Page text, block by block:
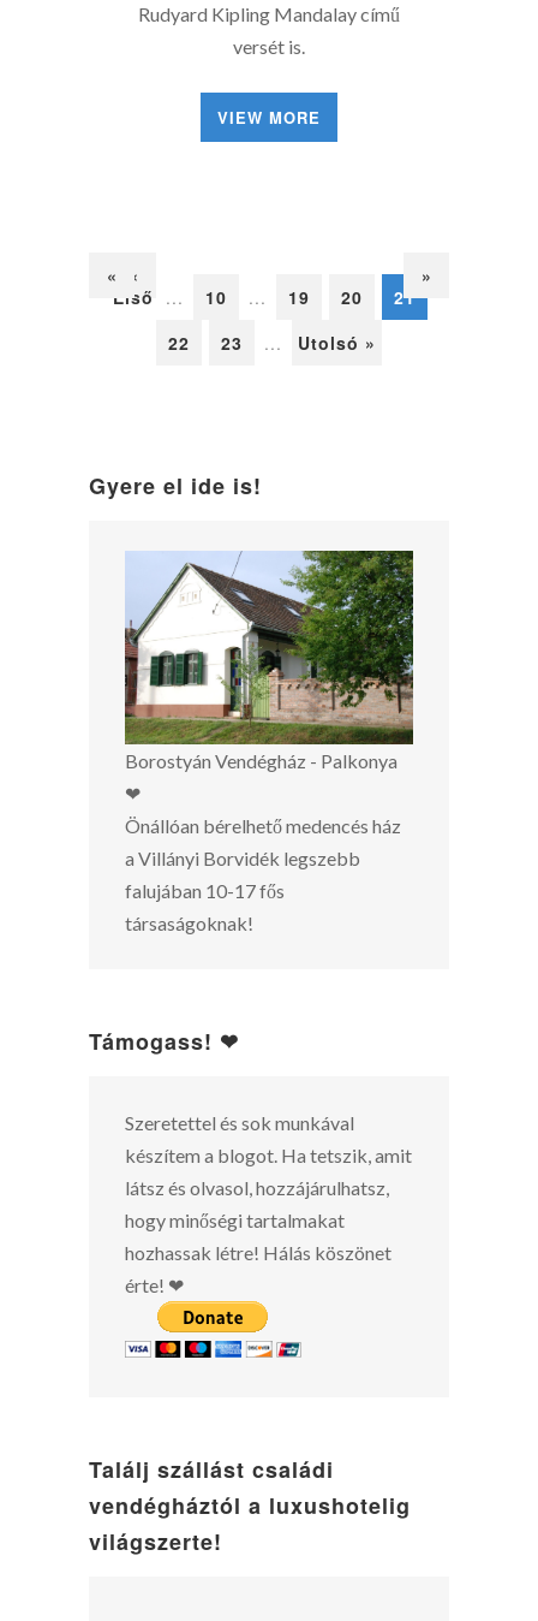
Rudyard Kipling Mandalay című
versét is.
VIEW MORE
«
Első
«
...
10 ... 19 20
21
22
23 ...
»
Utolsó »
Gyere el ide is!
Borostyán Vendégház - Palkonya
❤
Önállóan bérelhető medencés ház
a Villányi Borvidék legszebb
falujában 10-17 fős
társaságoknak!
Támogass! ❤
Szeretettel és sok munkával
készítem a blogot. Ha tetszik, amit
látsz és olvasol, hozzájárulhatsz,
hogy minőségi tartalmakat
hozhassak létre! Hálás köszönet
érte! ❤
Találj szállást családi
vendégháztól a luxushotelig
világszerte!